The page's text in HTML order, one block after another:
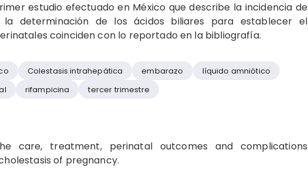
estudio efectuado en México que describe la incidencia de
determinación de los ácidos biliares para establecer el
coinciden con lo reportado en la bibliografía.
Colestasis intrahepática embarazo
líquido amniótico
rifampicina tercer trimestre
care, treatment, perinatal outcomes and complications
of pregnancy.